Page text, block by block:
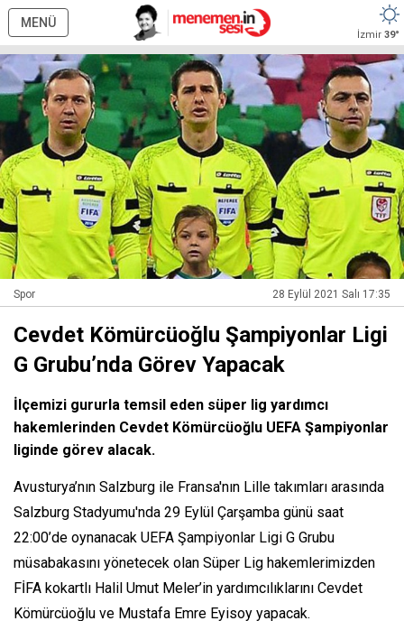
MENÜ
İzmir 39°
Spor 28 Eylül 2021 Salı 17:35
Cevdet Kömürcüoğlu Şampiyonlar Ligi
G Grubu’nda Görev Yapacak
İlçemizi gururla temsil eden süper lig yardımcı
hakemlerinden Cevdet Kömürcüoğlu UEFA Şampiyonlar
liginde görev alacak.
Avusturya’nın Salzburg ile Fransa'nın Lille takımları arasında
Salzburg Stadyumu'nda 29 Eylül Çarşamba günü saat
22:00’de oynanacak UEFA Şampiyonlar Ligi G Grubu
müsabakasını yönetecek olan Süper Lig hakemlerimizden
FİFA kokartlı Halil Umut Meler’in yardımcılıklarını Cevdet
Kömürcüoğlu ve Mustafa Emre Eyisoy yapacak.